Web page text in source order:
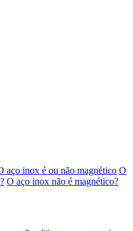
aço inox é ou não magnético O
O aço inox não é magnético?